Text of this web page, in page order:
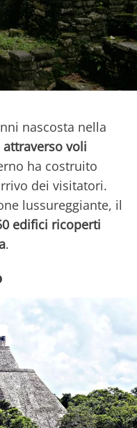
nascosta nella
voli
ha costruito
dei visitatori.
lussureggiante, il
edifici ricoperti
.